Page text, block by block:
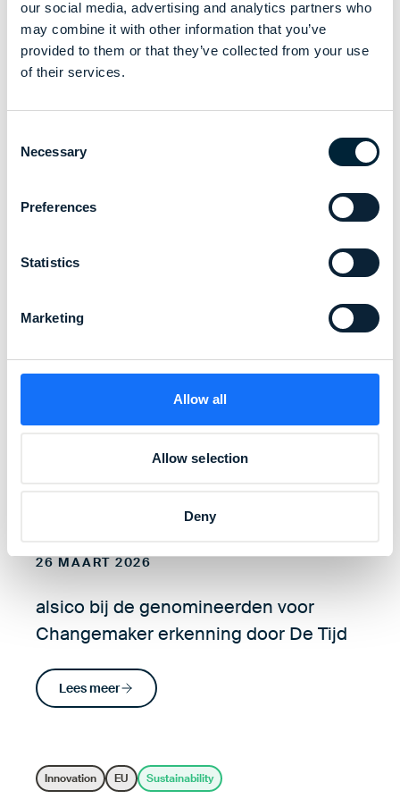
our social media, advertising and analytics partners who
may combine it with other information that you’ve
provided to them or that they’ve collected from your use
of their services.
Selection
Necessary
Preferences
Statistics
Marketing
Allow all
Allow selection
Deny
22 APRIL 2026
alsico wint Changemakers award in de
strijd tegen klimaatverandering
Innovation
Award 2026
Lees meer
Sustainability
26 MAART 2026
alsico bij de genomineerden voor
Changemaker erkenning door De Tijd
Lees meer
Innovation EU Sustainability